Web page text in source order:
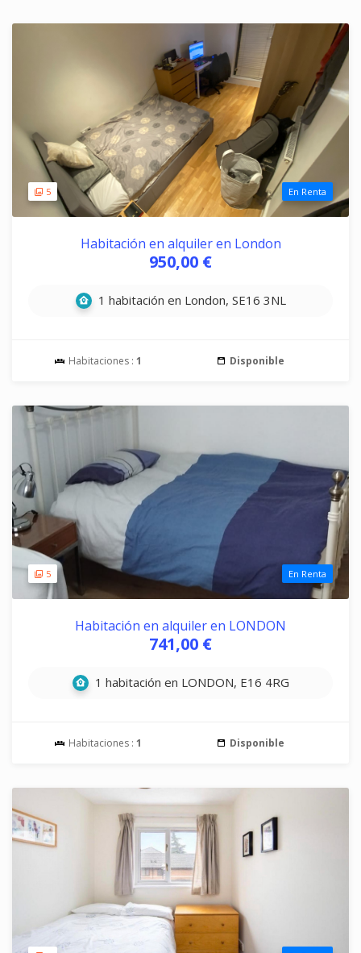
5 En Renta
Habitación en alquiler en London
950,00 €
1 habitación en London, SE16 3NL
Habitaciones : 1 Disponible
5 En Renta
Habitación en alquiler en LONDON
741,00 €
1 habitación en LONDON, E16 4RG
Habitaciones : 1 Disponible